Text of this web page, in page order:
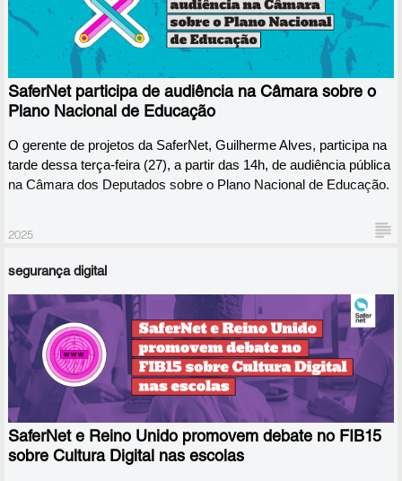
Na última terça-feira (27), o gerente de projetos da SaferNet,
Guilherme Alves, foi convidado pela deputada Tabata Amaral
(PSB-SP) para uma audiência pública na Câmara dos Deputados
sobre o PNE, mais especificamente sobre contribuições para o
objetivo 7 do plano, que trata de Cidadania Digital, conectividade e
SaferNet participa de audiência na Câmara sobre o
Plano Nacional de Educação
O gerente de projetos da SaferNet, Guilherme Alves, participa na
tarde dessa terça-feira (27), a partir das 14h, de audiência pública
na Câmara dos Deputados sobre o Plano Nacional de Educação.
2025
segurança digital
SaferNet e Reino Unido promovem debate no FIB15
sobre Cultura Digital nas escolas